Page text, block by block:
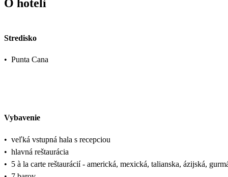
O hoteli
Stredisko
• Punta Cana
Vybavenie
• veľká vstupná hala s recepciou
• hlavná reštaurácia
• 5 à la carte reštaurácií - americká, mexická, talianska, ázijská,